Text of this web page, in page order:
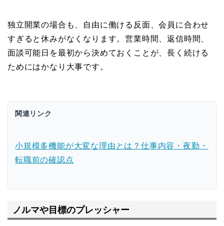
独立開業の場合も、自由に働ける反面、会員に合わせ
すぎると休みがなくなります。営業時間、返信時間、
面談可能日を最初から決めておくことが、長く続ける
ためにはかなり大事です。
関連リンク
小規模多機能が大変な理由とは？仕事内容・夜勤・
転職前の確認点
ノルマや目標のプレッシャー